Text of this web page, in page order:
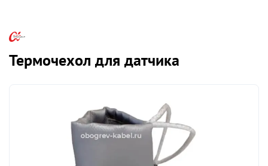
Термочехол для датчика